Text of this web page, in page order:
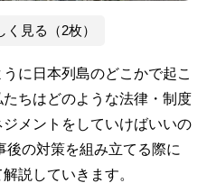
く見る（2枚）
に日本列島のどこかで起こ
ちはどのような法律・制度
メントをしていけばいいの
後の対策を組み立てる際に
説していきます。